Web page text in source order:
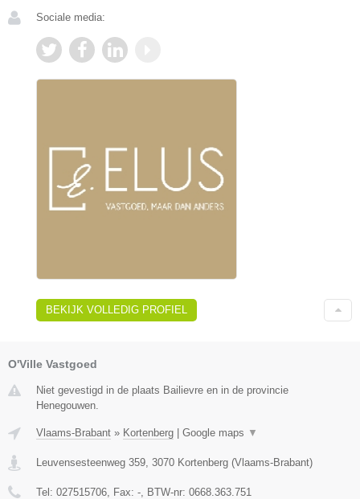
Sociale media:
BEKIJK VOLLEDIG PROFIEL
O'Ville Vastgoed
Niet gevestigd in de plaats Bailievre en in de provincie
Henegouwen.
Vlaams-Brabant » Kortenberg Google maps ▼
Leuvensesteenweg 359, 3070 Kortenberg (Vlaams-Brabant)
Tel: 027515706, Fax: -, BTW-nr: 0668.363.751